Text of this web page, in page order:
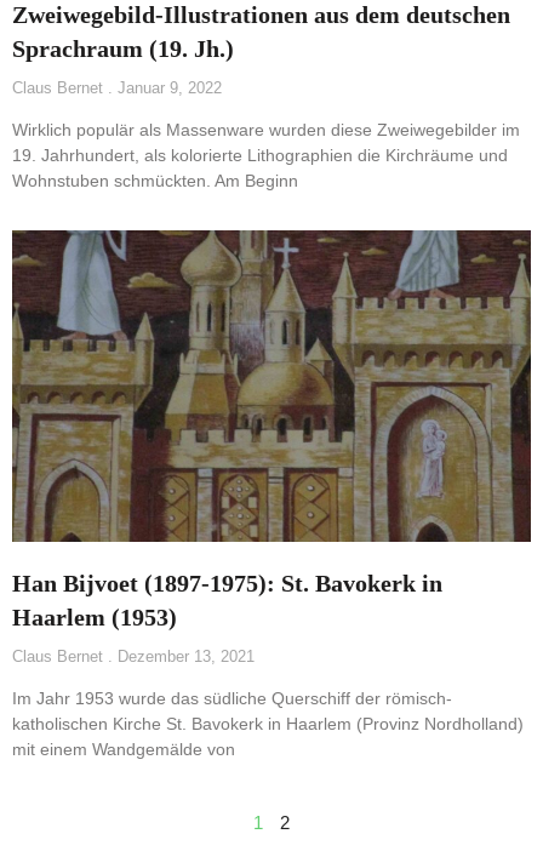
Zweiwegebild-Illustrationen aus dem deutschen
Sprachraum (19. Jh.)
Claus Bernet Januar 9, 2022
Wirklich populär als Massenware wurden diese Zweiwegebilder im
19. Jahrhundert, als kolorierte Lithographien die Kirchräume und
Wohnstuben schmückten. Am Beginn
Han Bijvoet (1897-1975): St. Bavokerk in
Haarlem (1953)
Claus Bernet Dezember 13, 2021
Im Jahr 1953 wurde das südliche Querschiff der römisch-
katholischen Kirche St. Bavokerk in Haarlem (Provinz Nordholland)
mit einem Wandgemälde von
1 2